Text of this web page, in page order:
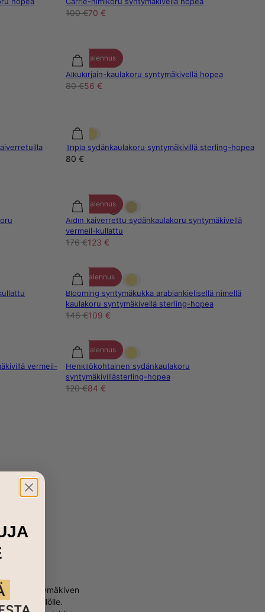
100 €70 €
30% alennus
Alkukirjain-kaulakoru syntymäkivellä hopea
80 €56 €
Tripla sydänkaulakoru syntymäkivillä sterling-hopea
80 €
30% alennus
Äidin kaiverrettu sydänkaulakoru syntymäkivellä
vermeil-kullattu
176 €123 €
25% alennus
Blooming syntymäkukka arabiankielisellä nimellä
kaulakoru syntymäkivellä sterling-hopea
146 €109 €
vermeil-
30% alennus
Henkilökohtainen sydänkaulakoru
syntymäkivillästerling-hopea
120 €84 €
syntymäkiven
henkilölle.